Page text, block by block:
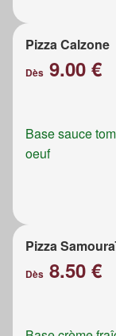
Pizza Calzone
Dès 9.00 €
Base sauce
oeuf
Pizza
Dès 8.50 €